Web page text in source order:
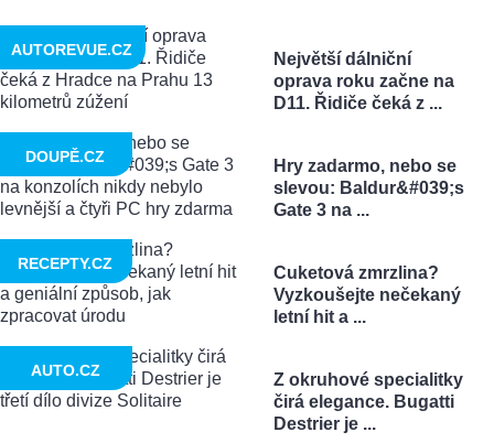
Největší dálniční
oprava roku začne na
D11. Řidiče čeká z ...
AUTOREVUE.CZ
Hry zadarmo, nebo se
slevou: Baldur&#039;s
Gate 3 na ...
DOUPĚ.CZ
Cuketová zmrzlina?
Vyzkoušejte nečekaný
letní hit a ...
RECEPTY.CZ
Z okruhové specialitky
čirá elegance. Bugatti
Destrier je ...
AUTO.CZ